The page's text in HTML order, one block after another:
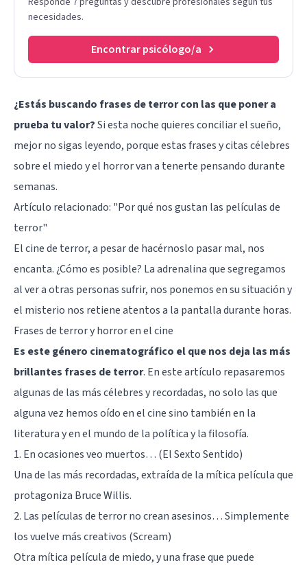
necesidades.
Encontrar psicólogo/a
¿Estás buscando frases de terror con las que poner a
prueba tu valor?Si esta noche quieres conciliar el sueño,
mejor no sigas leyendo, porque estas frases y citas célebres
sobre el miedo y el horror van a tenerte pensando durante
semanas.
Artículo relacionado: "Por qué nos gustan las películas de
terror"
El cine de terror, a pesar de hacérnoslo pasar mal, nos
encanta. ¿Cómo es posible? La adrenalina que segregamos
al ver a otras personas sufrir, nos ponemos en su situación y
el misterio nos retiene atentos a la pantalla durante horas.
Frases de terror y horror en el cine
Es este género cinematográfico el que nos deja las más
brillantes frases de terror. En este artículo repasaremos
algunas de las más célebres y recordadas, no solo las que
alguna vez hemos oído en el cine sino también en la
literatura y en el mundo de la política y la filosofía.
1. En ocasiones veo muertos… (El Sexto Sentido)
Una de las más recordadas, extraída de la mítica película que
protagoniza Bruce Willis.
2. Las películas de terror no crean asesinos… Simplemente
los vuelve más creativos (Scream)
Otra mítica película de miedo, y una frase que puede